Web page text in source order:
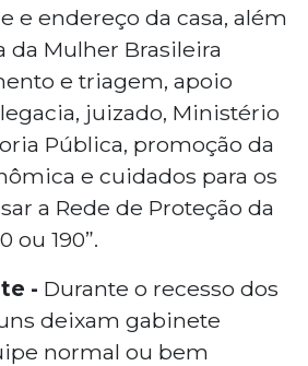
e endereço da casa, além
da Mulher Brasileira
e triagem, apoio
juizado, Ministério
Pública, promoção da
e cuidados para os
a Rede de Proteção da
ou 190”.
- Durante o recesso dos
deixam gabinete
normal ou bem